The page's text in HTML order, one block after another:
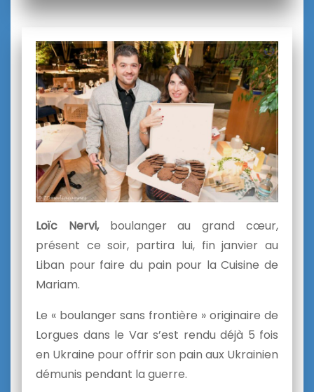
Loïc Nervi, boulanger au grand cœur,
présent ce soir, partira lui, fin janvier au
Liban pour faire du pain pour la Cuisine de
Mariam.
Le « boulanger sans frontière » originaire de
Lorgues dans le Var s’est rendu déjà 5 fois
en Ukraine pour offrir son pain aux Ukrainien
démunis pendant la guerre.